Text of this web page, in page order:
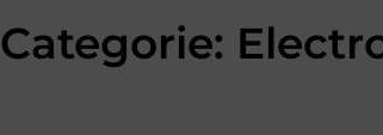
Categorie: